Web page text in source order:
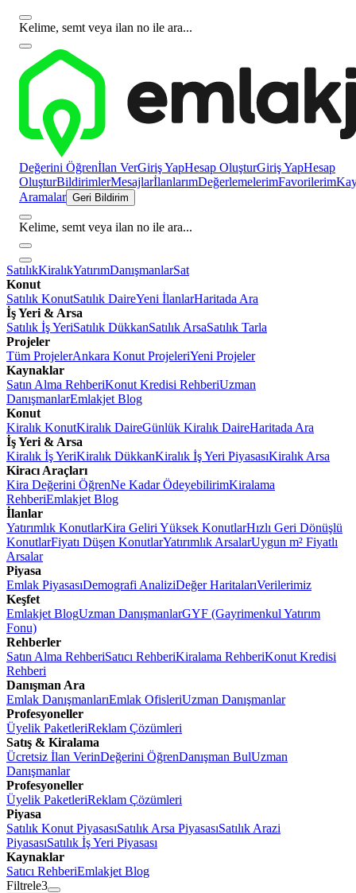
Kelime, semt veya ilan no ile ara...
Değerini Öğrenİlan VerGiriş YapHesap OluşturGiriş YapHesap
OluşturBildirimlerMesajlarİlanlarımDeğerlemelerimFavorilerim
Aramalar Geri Bildirim
Kelime, semt veya ilan no ile ara...
SatılıkKiralıkYatırımDanışmanlarSat
Konut
Satılık KonutSatılık DaireYeni İlanlarHaritada Ara
İş Yeri & Arsa
Satılık İş YeriSatılık DükkanSatılık ArsaSatılık Tarla
Projeler
Tüm ProjelerAnkara Konut ProjeleriYeni Projeler
Kaynaklar
Satın Alma RehberiKonut Kredisi RehberiUzman
DanışmanlarEmlakjet Blog
Konut
Kiralık KonutKiralık DaireGünlük Kiralık DaireHaritada Ara
İş Yeri & Arsa
Kiralık İş YeriKiralık DükkanKiralık İş Yeri PiyasasıKiralık Arsa
Kiracı Araçları
Kira Değerini ÖğrenNe Kadar ÖdeyebilirimKiralama
RehberiEmlakjet Blog
İlanlar
Yatırımlık KonutlarKira Geliri Yüksek KonutlarHızlı Geri Dönüşlü
KonutlarFiyatı Düşen KonutlarYatırımlık ArsalarUygun m² Fiyatlı
Arsalar
Piyasa
Emlak PiyasasıDemografi AnaliziDeğer HaritalarıVerilerimiz
Keşfet
Emlakjet BlogUzman DanışmanlarGYF (Gayrimenkul Yatırım
Fonu)
Rehberler
Satın Alma RehberiSatıcı RehberiKiralama RehberiKonut Kredisi
Rehberi
Danışman Ara
Emlak DanışmanlarıEmlak OfisleriUzman Danışmanlar
Profesyoneller
Üyelik PaketleriReklam Çözümleri
Satış & Kiralama
Ücretsiz İlan VerinDeğerini ÖğrenDanışman BulUzman
Danışmanlar
Profesyoneller
Üyelik PaketleriReklam Çözümleri
Piyasa
Satılık Konut PiyasasıSatılık Arsa PiyasasıSatılık Arazi
PiyasasıSatılık İş Yeri Piyasası
Kaynaklar
Satıcı RehberiEmlakjet Blog
Filtrele3